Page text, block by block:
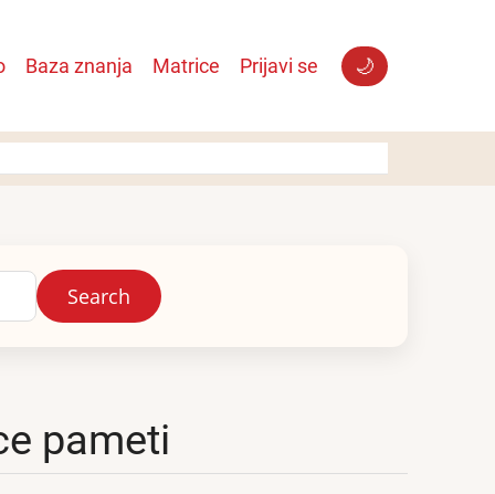
Baza znanja Matrice Prijavi se 🌙
pameti